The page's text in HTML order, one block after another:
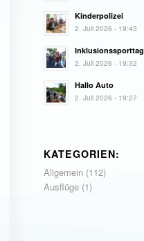
Kinderpolizei
2. Juli 2026 - 19:43
Inklusionssporttag
2. Juli 2026 - 19:32
Hallo Auto
2. Juli 2026 - 19:27
KATEGORIEN:
Allgemein (112)
Ausflüge (1)